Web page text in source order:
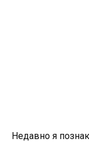
Недавно я